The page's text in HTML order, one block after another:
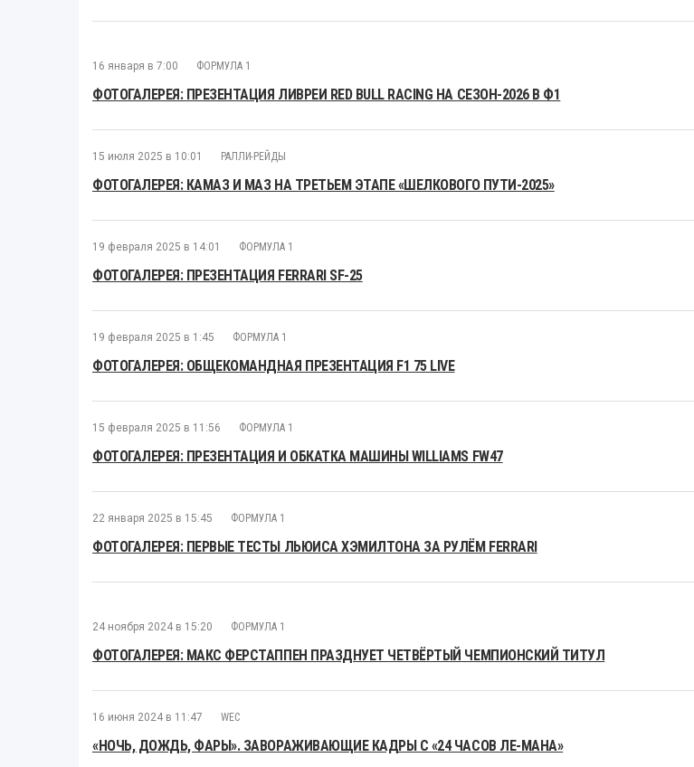
16 января в 7:00 ФОРМУЛА 1
ФОТОГАЛЕРЕЯ: ПРЕЗЕНТАЦИЯ ЛИВРЕИ RED BULL RACING НА СЕЗОН-2026 В Ф1
15 июля 2025 в 10:01 РАЛЛИ-РЕЙДЫ
ФОТОГАЛЕРЕЯ: КАМАЗ И МАЗ НА ТРЕТЬЕМ ЭТАПЕ «ШЕЛКОВОГО ПУТИ-2025»
19 февраля 2025 в 14:01 ФОРМУЛА 1
ФОТОГАЛЕРЕЯ: ПРЕЗЕНТАЦИЯ FERRARI SF-25
19 февраля 2025 в 1:45 ФОРМУЛА 1
ФОТОГАЛЕРЕЯ: ОБЩЕКОМАНДНАЯ ПРЕЗЕНТАЦИЯ F1 75 LIVE
15 февраля 2025 в 11:56 ФОРМУЛА 1
ФОТОГАЛЕРЕЯ: ПРЕЗЕНТАЦИЯ И ОБКАТКА МАШИНЫ WILLIAMS FW47
22 января 2025 в 15:45 ФОРМУЛА 1
ФОТОГАЛЕРЕЯ: ПЕРВЫЕ ТЕСТЫ ЛЬЮИСА ХЭМИЛТОНА ЗА РУЛЁМ FERRARI
24 ноября 2024 в 15:20 ФОРМУЛА 1
ФОТОГАЛЕРЕЯ: МАКС ФЕРСТАППЕН ПРАЗДНУЕТ ЧЕТВЁРТЫЙ ЧЕМПИОНСКИЙ ТИТУЛ
16 июня 2024 в 11:47 WEC
«НОЧЬ, ДОЖДЬ, ФАРЫ». ЗАВОРАЖИВАЮЩИЕ КАДРЫ С «24 ЧАСОВ ЛЕ-МАНА»